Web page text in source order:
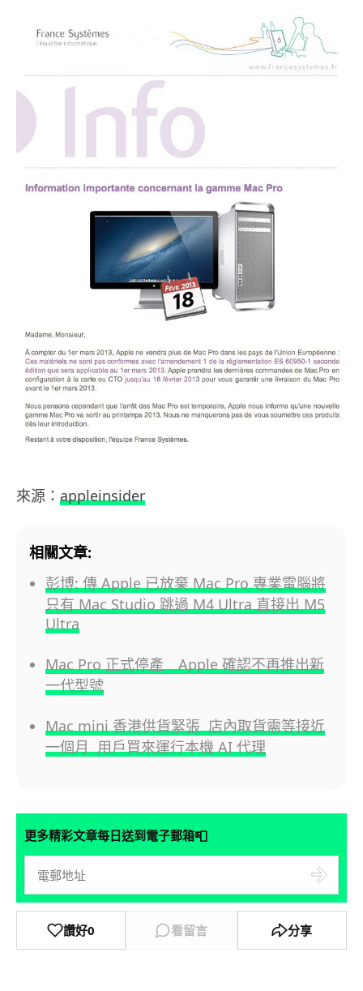
來源： appleinsider
相關文章:
彭博: 傳 Apple 已放棄 Mac Pro 專業電腦將
只有 Mac Studio 跳過 M4 Ultra 直接出 M5
Ultra
Mac Pro 正式停產 Apple 確認不再推出新
一代型號
Mac mini 香港供貨緊張 店內取貨需等接近
一個月 用戶買來運行本機 AI 代理
更多精彩文章每日送到電子郵箱📮
讚好0 看留言 分享